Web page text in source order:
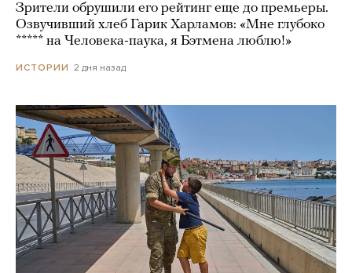
Зрители обрушили его рейтинг еще до премьеры.
Озвучивший хлеб Гарик Харламов: «Мне глубоко
***** на Человека-паука, я Бэтмена люблю!»
ИСТОРИИ 2 дня назад